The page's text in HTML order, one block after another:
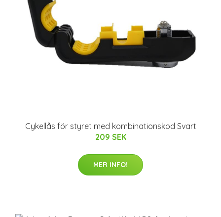
Cykellås för styret med kombinationskod Svart
209 SEK
MER INFO!